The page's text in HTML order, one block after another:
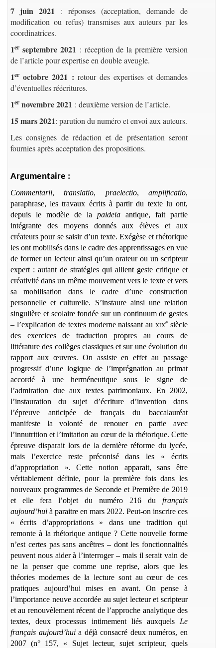
7 juin 2021 : réponses (acceptation, demande de
modification ou refus) transmises aux auteurs par les
coordinatrices.
1er septembre 2021 : réception de la première version
de l’article pour expertise en double aveugle.
1er octobre 2021 : retour des expertises et demandes
d’éventuelles réécritures.
1er novembre 2021 : deuxième version de l’article.
15 mars 2021: parution du numéro et envoi aux auteurs.
Les consignes de rédaction et de présentation seront
fournies après acceptation des propositions.
Argumentaire :
Commentarii,translatio, praelectio,amplificatio,
paraphrase, les travaux écrits à partir du texte lu ont,
depuis le modèle de la paideia antique, fait partie
intégrante des moyens donnés aux élèves et aux
créateurs pour se saisir d’un texte. Exégèse et rhétorique
les ont mobilisés dans le cadre des apprentissages en vue
de former un lecteur ainsi qu’un orateur ou un scripteur
expert : autant de stratégies qui allient geste critique et
créativité dans un même mouvement vers le texte et vers
sa mobilisation dans le cadre d’une construction
personnelle et culturelle. S’instaure ainsi une relation
singulière et scolaire fondée sur un continuum de gestes
– l’explication de textes moderne naissant auxixe siècle
des exercices de traduction propres au cours de
littérature des collèges classiques et sur une évolution du
rapport aux œuvres. On assiste en effet au passage
progressif d’une logique de l’imprégnation au primat
accordé à une herméneutique sous le signe de
l’admiration due aux textes patrimoniaux. En 2002,
l’instauration du sujet d’écriture d’invention dans
l’épreuve anticipée de français du baccalauréat
manifeste la volonté de renouer en partie avec
l’innutrition et l’imitation au cœur de la rhétorique. Cette
épreuve disparait lors de la dernière réforme du lycée,
mais l’exercice reste préconisé dans les « écrits
d’appropriation ». Cette notion apparait, sans être
véritablement définie, pour la première fois dans les
nouveaux programmes de Seconde et Première de 2019
et elle fera l’objet du numéro 216 du français
aujourd’hui à paraitre en mars 2022. Peut-on inscrire ces
« écrits d’appropriations » dans une tradition qui
remonte à la rhétorique antique ? Cette nouvelle forme
n’est certes pas sans ancêtres – dont les fonctionnalités
peuvent nous aider à l’interroger – mais il serait vain de
ne la penser que comme une reprise, alors que les
théories modernes de la lecture sont au cœur de ces
pratiques aujourd’hui mises en avant. On pense à
l’importance neuve accordée au sujet lecteur et scripteur
et au renouvèlement récent de l’approche analytique des
textes, deux processus intimement liés auxquels Le
français aujourd’huia déjà consacré deux numéros, en
2007 (n° 157, « Sujet lecteur, sujet scripteur, quels